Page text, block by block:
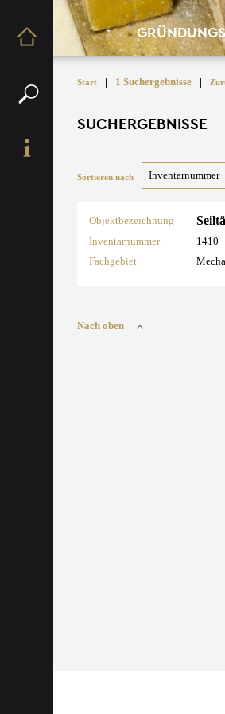
Start | 1 Suchergebnisse |
SUCHERGEBNISSE
Sortieren nach
Objektbezeichnung
Inventarnummer
1410
Fachgebiet
Nach oben